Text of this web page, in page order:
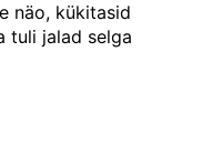
näo, kükitasid
tuli jalad selga